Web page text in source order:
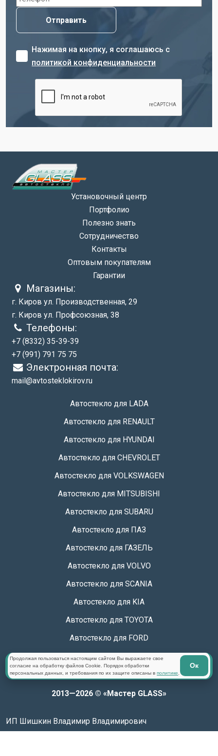
Нажимая на кнопку, я соглашаюсь с
политикой конфиденциальности
Установочный центр
Портфолио
Полезно знать
Сотрудничество
Контакты
Оптовым покупателям
Гарантии
Магазины:
г. Киров ул. Производственная, 29
г. Киров ул. Профсоюзная, 38
Телефоны:
+7 (8332) 35-39-39
+7 (991) 791 75 75
Электронная почта:
mail@avtosteklokirov.ru
Автостекло для LADA
Автостекло для RENAULT
Автостекло для HYUNDAI
Автостекло для CHEVROLET
Автостекло для VOLKSWAGEN
Автостекло для MITSUBISHI
Автостекло для SUBARU
Автостекло для ПАЗ
Автостекло для ГАЗЕЛЬ
Автостекло для VOLVO
Автостекло для SCANIA
Автостекло для KIA
Автостекло для TOYOTA
Автостекло для FORD
Автостекло для NISSAN
2013—2026 © «Мастер GLASS»
ИП Шишкин Владимир Владимирович
Продолжая пользоваться настоящим сайтом Вы выражаете свое
согласие на обработку файлов Cookie. Порядок обработки
персональных данных, и требования по их защите описаны вполитике
Ок